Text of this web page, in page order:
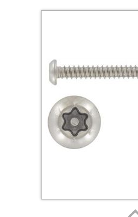
Крюки, кольца с
Крюки, кольца с
Оснастка и